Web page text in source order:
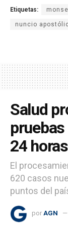
Etiquetas:
nuncio
Salud
pruebas
24
El
620 casos
puntos del
por AGN